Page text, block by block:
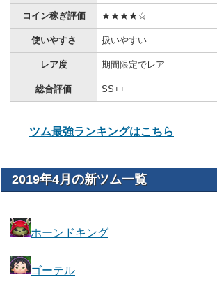
コイン稼ぎ評価 ★★★★☆
使いやすさ 扱いやすい
レア度 期間限定でレア
総合評価 SS++
ツム最強ランキングはこちら
2019年4月の新ツム一覧
ホーンドキング
ゴーテル